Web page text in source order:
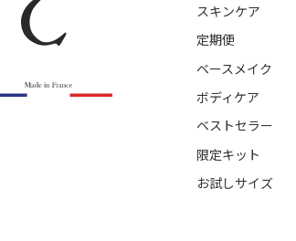
スキンケア
定期便
ベースメイク
ボディケア
ベストセラー
限定キット
お試しサイズ